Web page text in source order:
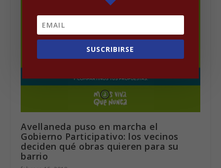
Avellaneda puso en marcha el
Gobierno Participativo: los vecinos
deciden qué obras quieren para su
barrio
SUSCRIBIRSE